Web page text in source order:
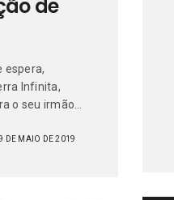
de
espera,
Infinita,
o seu irmão…
DE MAIO DE 2019